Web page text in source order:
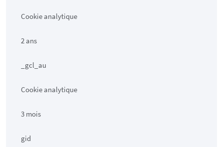
Cookie analytique
2 ans
_gcl_au
Cookie analytique
3 mois
gid